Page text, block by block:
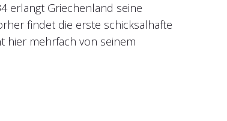
erlangt Griechenland seine
findet die erste schicksalhafte
hier mehrfach von seinem